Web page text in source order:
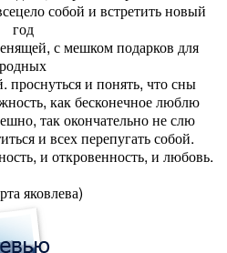
собой и встретить новый
год
с мешком подарков для
родных
проснуться и понять, что сны
как бесконечное люблю
так окончательно не слю
и всех перепугать собой.
и откровенность, и любовь.
яковлева)